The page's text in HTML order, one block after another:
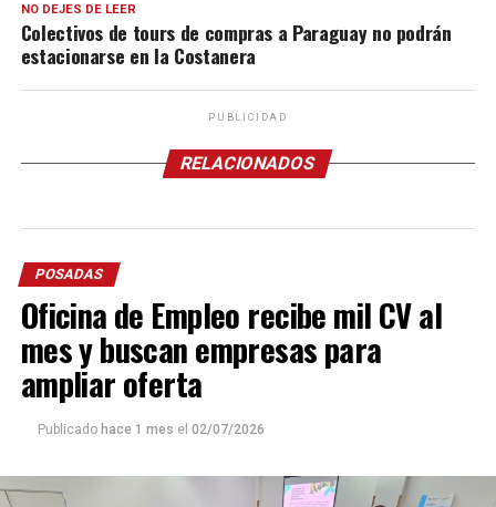
NO DEJES DE LEER
Colectivos de tours de compras a Paraguay no podrán
estacionarse en la Costanera
PUBLICIDAD
RELACIONADOS
POSADAS
Oficina de Empleo recibe mil CV al
mes y buscan empresas para
ampliar oferta
Publicado hace 1 mes el 02/07/2026